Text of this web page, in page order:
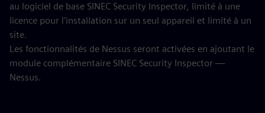
au logiciel de base SINEC Security Inspector, limité à une
licence pour l'installation sur un seul appareil et limité à un
site.
Les fonctionnalités de Nessus seront activées en ajoutant le
module complémentaire SINEC Security Inspector —
Nessus.